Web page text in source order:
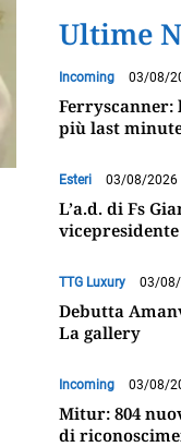
Ultime
Incoming 03/08/
Ferryscanner:
più last
Esteri 03/08/2026
L’a.d. di Fs
TTG Luxury 03/
Debutta
La gallery
Incoming 03/08/
Mitur: 804
di